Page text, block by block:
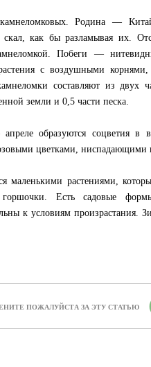
камнеломковых. Родина —
скал, как бы разламывая их.
Побеги —
с воздушными
составляют из двух
земли и 0,5 части песка.
образуются соцветия в
цветками, ниспадающими
маленькими растениями,
горшочки. Есть садовые
к условиям произрастания.
ПОЖАЛУЙСТА ЗА ЭТУ СТАТЬЮ